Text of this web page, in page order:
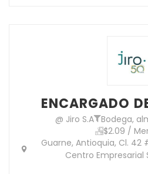
ENCARGADO
@ Jiro S.A Bodega,
$2.09 /
Guarne, Antioquia, Cl. 42
Centro Empresarial